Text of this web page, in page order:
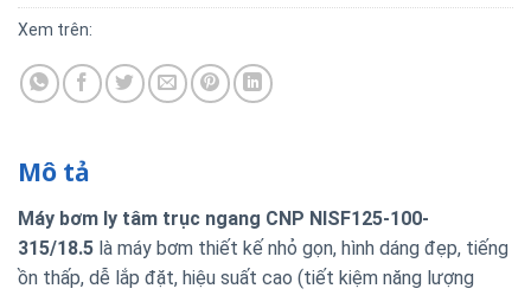
Xem trên:
Mô tả
Máy bơm ly tâm trục ngang CNP NISF125-100-
315/18.5 là máy bơm thiết kế nhỏ gọn, hình dáng đẹp, tiếng
ồn thấp, dễ lắp đặt, hiệu suất cao (tiết kiệm năng lượng